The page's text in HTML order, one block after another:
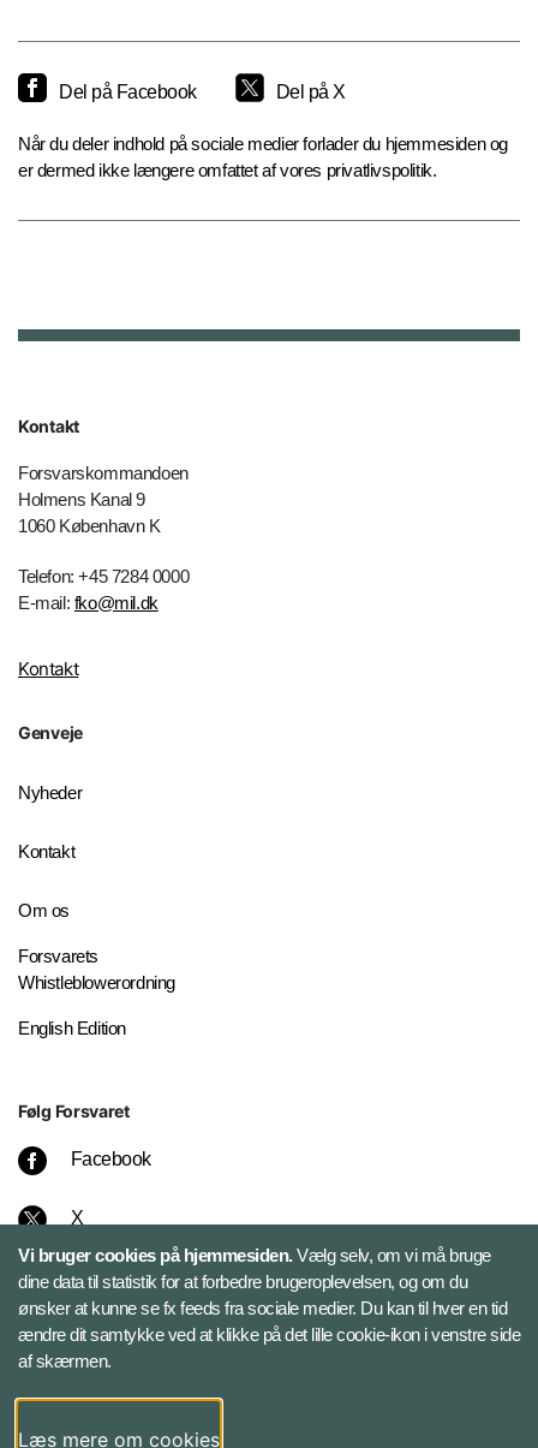
Del på Facebook Del på X
Når du deler indhold på sociale medier forlader du hjemmesiden og
er dermed ikke længere omfattet af vores privatlivspolitik.
Kontakt
Forsvarskommandoen
Holmens Kanal 9
1060 København K
Telefon: +45 7284 0000
E-mail: fko@mil.dk
Kontakt
Genveje
Nyheder
Kontakt
Om os
Forsvarets
Whistleblowerordning
English Edition
Følg Forsvaret
Facebook
X
Instagram
Bluesky
LinkedIn
Vi bruger cookies på hjemmesiden.Vælg selv, om vi må bruge
dine data til statistik for at forbedre brugeroplevelsen, og om du
ønsker at kunne se fx feeds fra sociale medier. Du kan til hver en tid
ændre dit samtykke ved at klikke på det lille cookie-ikon i venstre side
af skærmen.
Læs mere om cookies